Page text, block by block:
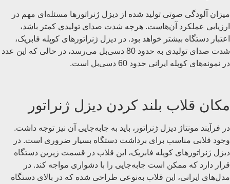
میزان آلودگی صوتی تولید شده از دیزل ژنراتورها مسئله‌ای مهم در
ارزیابی عملکرد آن‌هاست. هرچه شدت صدای تولیدی کمتر باشد،
اعتبار دستگاه بیشتر خواهد بود. در دیزل ژنراتورهای کوپله فابریک،
شدت صدای تولیدی به حدود 80 دسی‌بل می‌رسد، در حالی که این عدد
در نمونه‌های کوپله ایرانی حدود 60 دسی‌بل است.
مکان قلاب بلند کردن دیزل ژنراتور
در فرآیند مونتاژ دیزل ژنراتور، باید به جابه‌جایی آن نیز توجه داشت.
وجود قلابی مناسب برای برداشت دستگاه بسیار ضروری است. در
دیزل ژنراتورهای کوپله فابریک، این قلاب در قسمت زیرین دستگاه
قرار دارد که ممکن است جابه‌جایی را با دشواری مواجه کند. در
مدل‌های ایرانی، این قلاب به‌نوعی طراحی شده که در بالای دستگاه